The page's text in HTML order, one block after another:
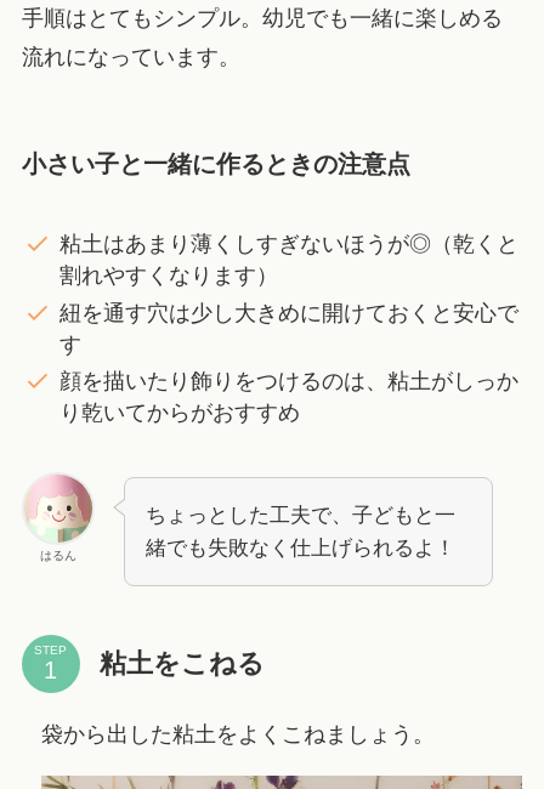
手順はとてもシンプル。幼児でも一緒に楽しめる
流れになっています。
小さい子と一緒に作るときの注意点
粘土はあまり薄くしすぎないほうが◎（乾くと
割れやすくなります）
紐を通す穴は少し大きめに開けておくと安心で
す
顔を描いたり飾りをつけるのは、粘土がしっか
り乾いてからがおすすめ
はるん
ちょっとした工夫で、子どもと一
緒でも失敗なく仕上げられるよ！
STEP 粘土をこねる
袋から出した粘土をよくこねましょう。